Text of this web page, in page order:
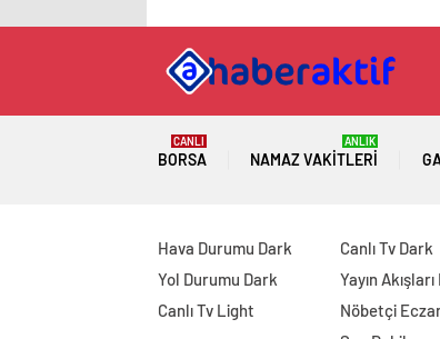
BORSA
CANLI
NAMAZ VAKITLERI
ANLIK
Hava Durumu Dark
Yol Durumu Dark
Canlı Tv Light
Canlı Tv Dark
Yayın
Nöbetçi